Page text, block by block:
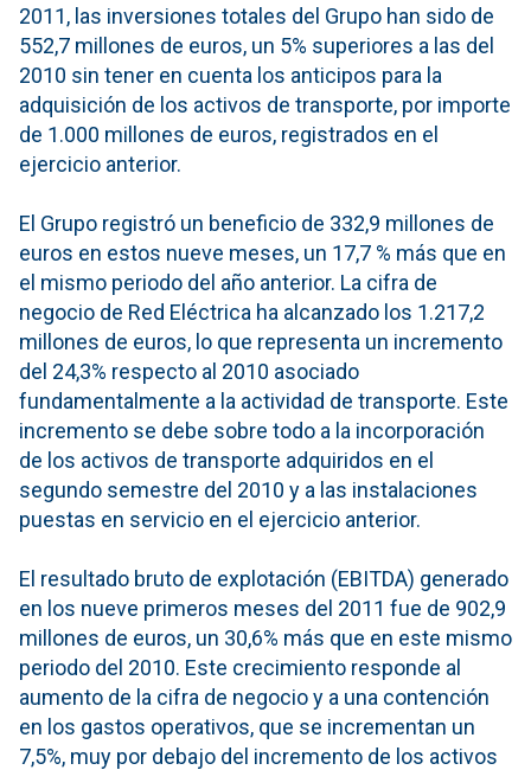
2011, las inversiones totales del Grupo han sido de
552,7 millones de euros, un 5% superiores a las del
2010 sin tener en cuenta los anticipos para la
adquisición de los activos de transporte, por importe
de 1.000 millones de euros, registrados en el
ejercicio anterior.
El Grupo registró un beneficio de 332,9 millones de
euros en estos nueve meses, un 17,7 % más que en
el mismo periodo del año anterior. La cifra de
negocio de Red Eléctrica ha alcanzado los 1.217,2
millones de euros, lo que representa un incremento
del 24,3% respecto al 2010 asociado
fundamentalmente a la actividad de transporte. Este
incremento se debe sobre todo a la incorporación
de los activos de transporte adquiridos en el
segundo semestre del 2010 y a las instalaciones
puestas en servicio en el ejercicio anterior.
El resultado bruto de explotación (EBITDA) generado
en los nueve primeros meses del 2011 fue de 902,9
millones de euros, un 30,6% más que en este mismo
periodo del 2010. Este crecimiento responde al
aumento de la cifra de negocio y a una contención
en los gastos operativos, que se incrementan un
7,5%, muy por debajo del incremento de los activos